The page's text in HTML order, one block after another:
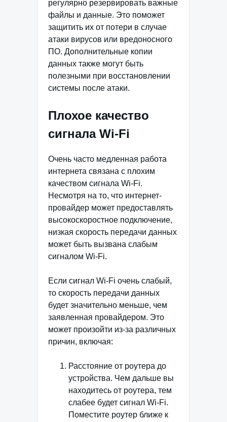
регулярно резервировать важные
файлы и данные. Это поможет
защитить их от потери в случае
атаки вирусов или вредоносного
ПО. Дополнительные копии
данных также могут быть
полезными при восстановлении
системы после атаки.
Плохое качество
сигнала Wi-Fi
Очень часто медленная работа
интернета связана с плохим
качеством сигнала Wi-Fi.
Несмотря на то, что интернет-
провайдер может предоставлять
высокоскоростное подключение,
низкая скорость передачи данных
может быть вызвана слабым
сигналом Wi-Fi.
Если сигнал Wi-Fi очень слабый,
то скорость передачи данных
будет значительно меньше, чем
заявленная провайдером. Это
может произойти из-за различных
причин, включая:
Расстояние от роутера до
устройства. Чем дальше вы
находитесь от роутера, тем
слабее будет сигнал Wi-Fi.
Поместите роутер ближе к